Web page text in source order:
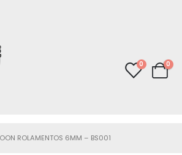
0 0
ROLAMENTOS 6MM – BS001